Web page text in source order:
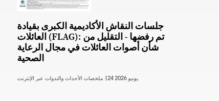
جلسات النقاش الأكاديمية الكبرى بقيادة
العائلات (FLAG): تم رفضها - التقليل من
شأن أصوات العائلات في مجال الرعاية
الصحية
24 يونيو 2026